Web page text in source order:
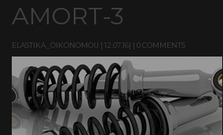
AMORT-3
ELASTIKA_OIKONOMOU | 12.07.16| | 0 COMMENTS